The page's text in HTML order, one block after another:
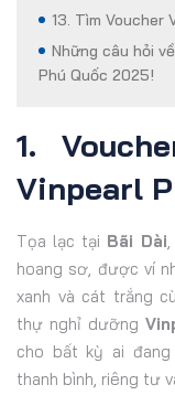
13. Tìm Voucher
Những câu hỏi
Phú Quốc 2025!
1.
Vinpearl
Tọa lạc tại Bãi Dài
hoang sơ, được ví
xanh và cát trắng
thự nghỉ dưỡng
cho bất kỳ ai
thanh bình, riêng tư